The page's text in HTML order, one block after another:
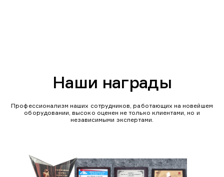
Наши награды
Профессионализм наших сотрудников, работающих на новейшем
оборудовании, высоко оценен не только клиентами, но и
независимыми экспертами.